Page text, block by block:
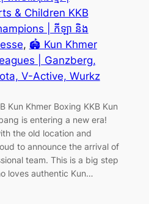
& Children KKB
| កីឡា និង
, 🏟️ Kun Khmer
| Ganzberg,
V-Active, Wurkz
Kun Khmer Boxing KKB Kun
is entering a new era!
the old location and
to announce the arrival of
team. This is a big step
loves authentic Kun…